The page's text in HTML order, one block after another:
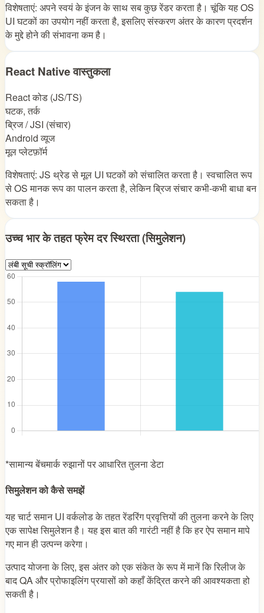
विशेषताएं: अपने स्वयं के इंजन के साथ सब कुछ रेंडर करता है। चूंकि यह OS
UI घटकों का उपयोग नहीं करता है, इसलिए संस्करण अंतर के कारण प्रदर्शन
के मुद्दे होने की संभावना कम है।
React Native वास्तुकला
React कोड (JS/TS)
घटक, तर्क
ब्रिज / JSI (संचार)
Android व्यूज
मूल प्लेटफ़ॉर्म
विशेषताएं: JS थ्रेड से मूल UI घटकों को संचालित करता है। स्वचालित रूप
से OS मानक रूप का पालन करता है, लेकिन ब्रिज संचार कभी-कभी बाधा बन
सकता है।
उच्च भार के तहत फ्रेम दर स्थिरता (सिमुलेशन)
*सामान्य बेंचमार्क रुझानों पर आधारित तुलना डेटा
सिमुलेशन को कैसे समझें
यह चार्ट समान UI वर्कलोड के तहत रेंडरिंग प्रवृत्तियों की तुलना करने के लिए
एक सापेक्ष सिमुलेशन है। यह इस बात की गारंटी नहीं है कि हर ऐप समान मापे
गए मान ही उत्पन्न करेगा।
उत्पाद योजना के लिए, इस अंतर को एक संकेत के रूप में मानें कि रिलीज के
बाद QA और प्रोफाइलिंग प्रयासों को कहाँ केंद्रित करने की आवश्यकता हो
सकती है।